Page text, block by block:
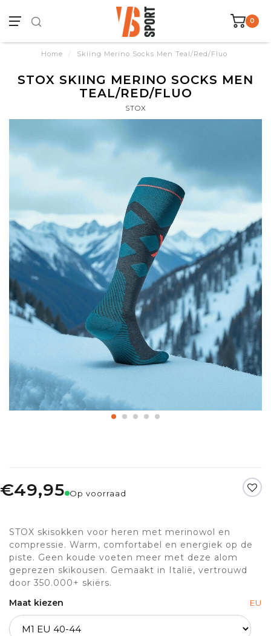
0
Home / Skiing Merino Socks Men Teal/Red/Fluo
STOX SKIING MERINO SOCKS MEN
TEAL/RED/FLUO
STOX
€49,95 Op voorraad
STOX skisokken voor heren met merinowol en
compressie. Warm, comfortabel en energiek op de
piste. Geen koude voeten meer met deze alom
geprezen skikousen. Gemaakt in Italië, vertrouwd
door 350.000+ skiërs.
Maat kiezen
EU